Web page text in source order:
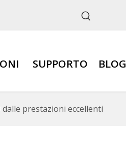
SUPPORTO BLOG
prestazioni eccellenti